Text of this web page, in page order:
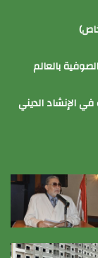
بالعالم
الإنشاد الديني